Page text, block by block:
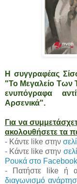
Η συγγραφέας
"Το Μεγαλείο Των
ενυπόγραφα
Αρσενικά".
Για να
ακολουθήσετε τα
- Κάντε like στην
- Κάντε like στην
Ρουκά στο Facebook
- Πατήστε like ή
διαγωνισμό